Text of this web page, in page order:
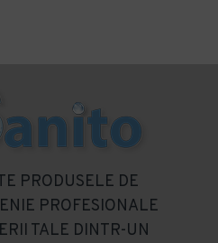
PRODUSELE DE
PROFESIONALE
TALE DINTR-UN